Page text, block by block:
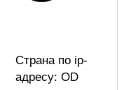
Страна по ip-
адресу: OD